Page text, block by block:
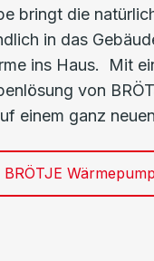
bringt die
in das
ins Haus. Mit
von
einem ganz